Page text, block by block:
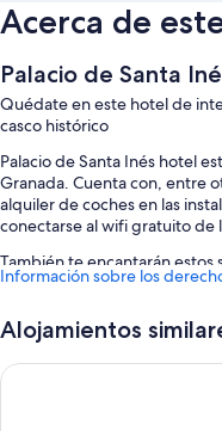
Acerca de
Palacio de Santa
Quédate en este hotel de
casco histórico
Palacio de Santa Inés hotel
Granada. Cuenta con, entre
alquiler de coches en las
conectarse al wifi gratuito de
También te encantarán estos
aeropuerto (de pago) y
Consigna de equipaje,
Información sobre los
Alojamientos
Hotel Anacapri